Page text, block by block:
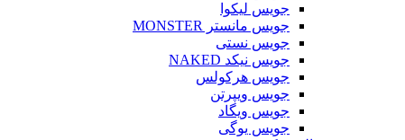
جویس لیکوا
جویس مانستر MONSTER
جویس نستی
جویس نیکد NAKED
جویس هرکولس
جویس ویپرتن
جویس ویگاد
جویس یوگی